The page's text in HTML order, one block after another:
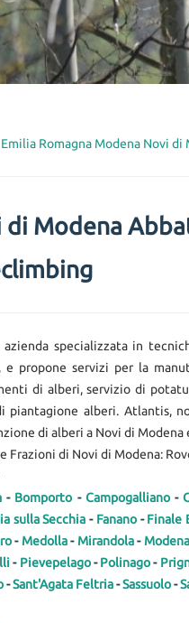
Emilia Romagna Modena Novi di
di Modena
azienda specializzata in
e propone servizi per la
di alberi, servizio di
piantagione alberi. Atlantis,
di alberi a Novi di
Frazioni di Novi di Modena:
- Bomporto - Campogalliano-
sulla Secchia - Fanano-Finale
- Medolla- Mirandola- Modena
- Pievepelago-Polinago-
-Sant'Agata Feltria-Sassuolo-